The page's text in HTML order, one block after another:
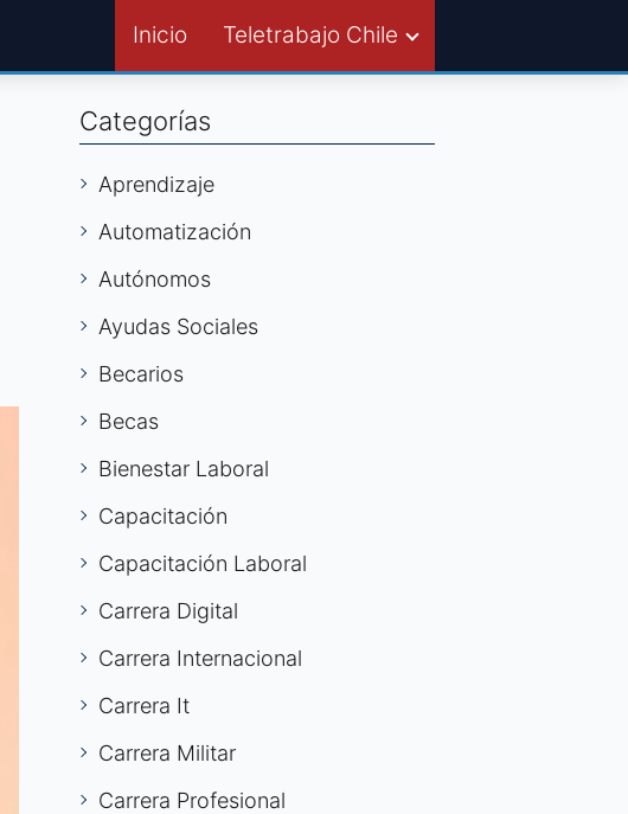
Inicio Teletrabajo Chile
Categorías
Aprendizaje
Automatización
Autónomos
Ayudas Sociales
Becarios
Becas
Bienestar Laboral
Capacitación
Capacitación Laboral
Carrera Digital
Carrera Internacional
Carrera It
Carrera Militar
Carrera Profesional